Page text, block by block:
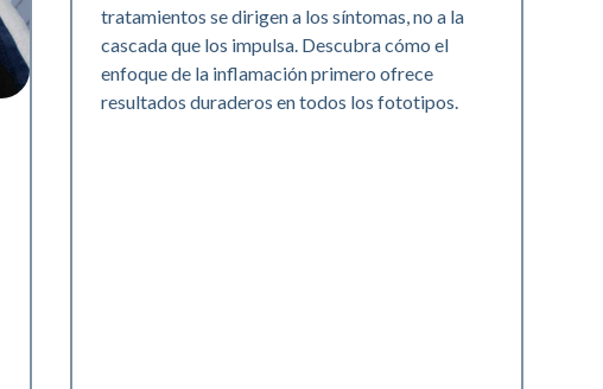
tratamientos se dirigen a los síntomas, no a la
cascada que los impulsa. Descubra cómo el
enfoque de la inflamación primero ofrece
resultados duraderos en todos los fototipos.